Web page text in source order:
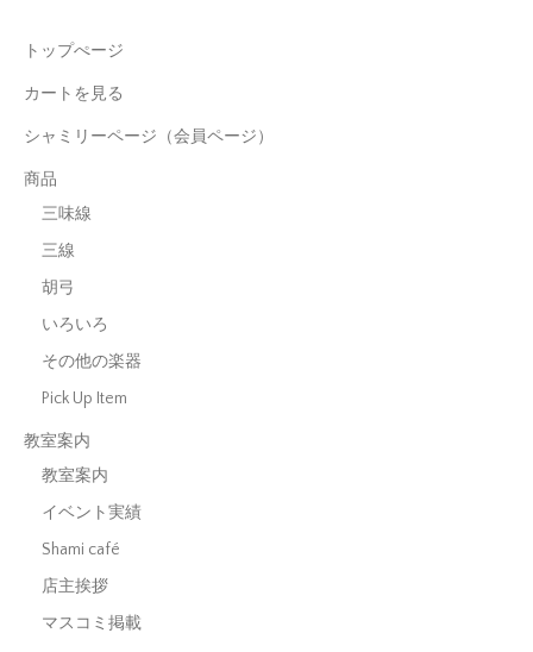
トップぺージ
カートを見る
シャミリーページ（会員ページ）
商品
三味線
三線
胡弓
いろいろ
その他の楽器
Pick Up Item
教室案内
教室案内
イベント実績
Shami café
店主挨拶
マスコミ掲載